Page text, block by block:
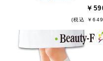
￥
(税込 ￥